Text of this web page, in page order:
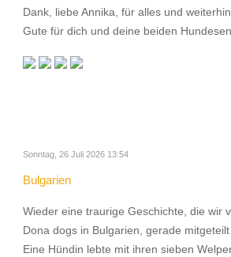
Dank, liebe Annika, für alles und
Gute für dich und deine beiden
Sonntag, 26 Juli 2026 13:54
Bulgarien
Wieder eine traurige Geschichte, die wir
Dona dogs in Bulgarien, gerade
Eine Hündin lebte mit ihren sieben